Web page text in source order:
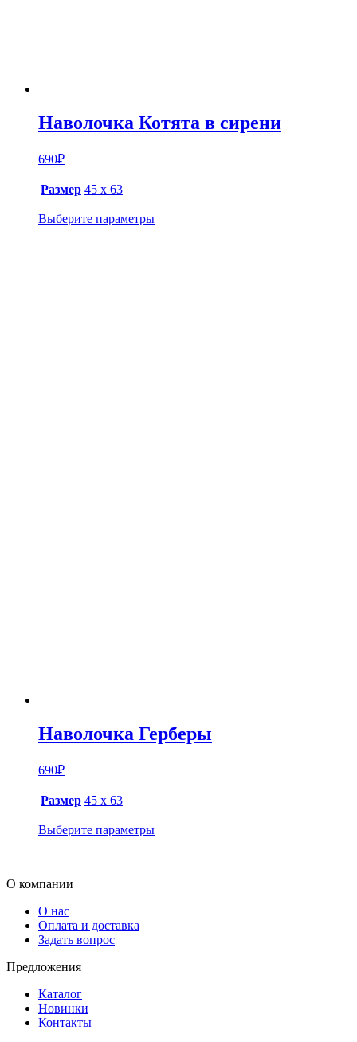
Наволочка Котята в сирени
690₽
Размер 45 х 63
Выберите параметры
Наволочка Герберы
690₽
Размер 45 х 63
Выберите параметры
О компании
О нас
Оплата и доставка
Задать вопрос
Предложения
Каталог
Новинки
Контакты